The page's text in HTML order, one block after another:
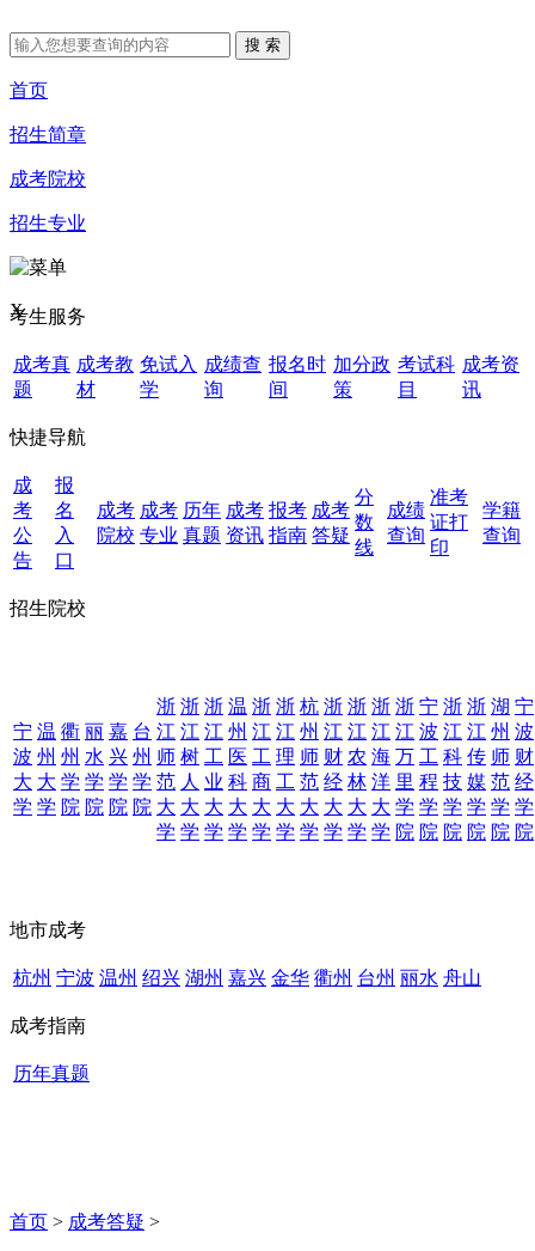
首页
招生简章
成考院校
招生专业
X
考生服务
成考真
题
成考教
材
免试入
学
成绩查
询
报名时
间
加分政
策
考试科
目
成考资
讯
快捷导航
成
考
公
告
报
名
入
口
成考
院校
成考
专业
历年
真题
成考
资讯
报考
指南
成考
答疑
分
数
线
成绩
查询
准考
证打
印
学籍
查询
招生院校
宁
波
大
学
温
州
大
学
衢
州
学
院
丽
水
学
院
嘉
兴
学
院
台
州
学
院
浙
江
师
范
大
学
浙
江
树
人
大
学
浙
江
工
业
大
学
温
州
医
科
大
学
浙
江
工
商
大
学
浙
江
理
工
大
学
杭
州
师
范
大
学
浙
江
财
经
大
学
浙
江
农
林
大
学
浙
江
海
洋
大
学
浙
江
万
里
学
院
宁
波
工
程
学
院
浙
江
科
技
学
院
浙
江
传
媒
学
院
湖
州
师
范
学
院
宁
波
财
经
学
院
地市成考
杭州 宁波 温州 绍兴 湖州 嘉兴 金华 衢州 台州 丽水 舟山
成考指南
历年真题
首页 > 成考答疑 >